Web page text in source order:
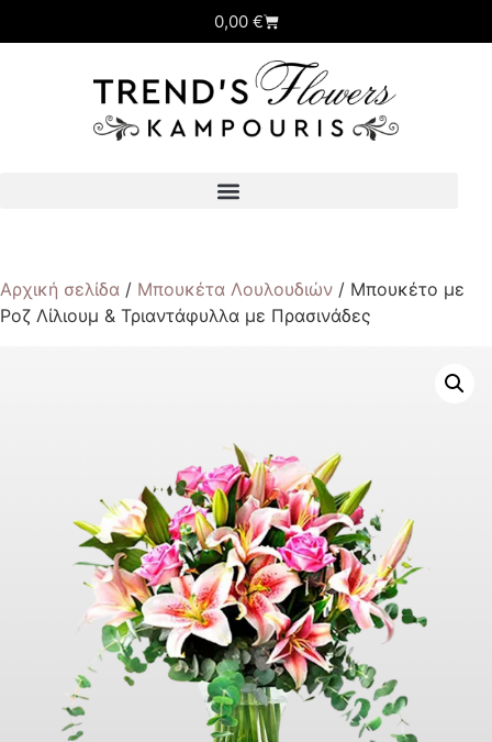
0,00 €
Αρχική σελίδα / Μπουκέτα Λουλουδιών / Μπουκέτο με
Ροζ Λίλιουμ & Τριαντάφυλλα με Πρασινάδες